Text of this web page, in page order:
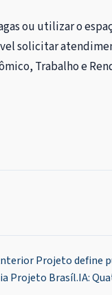
ou utilizar o
solicitar
Trabalho e
Projeto define
Projeto Brasíl.IA: